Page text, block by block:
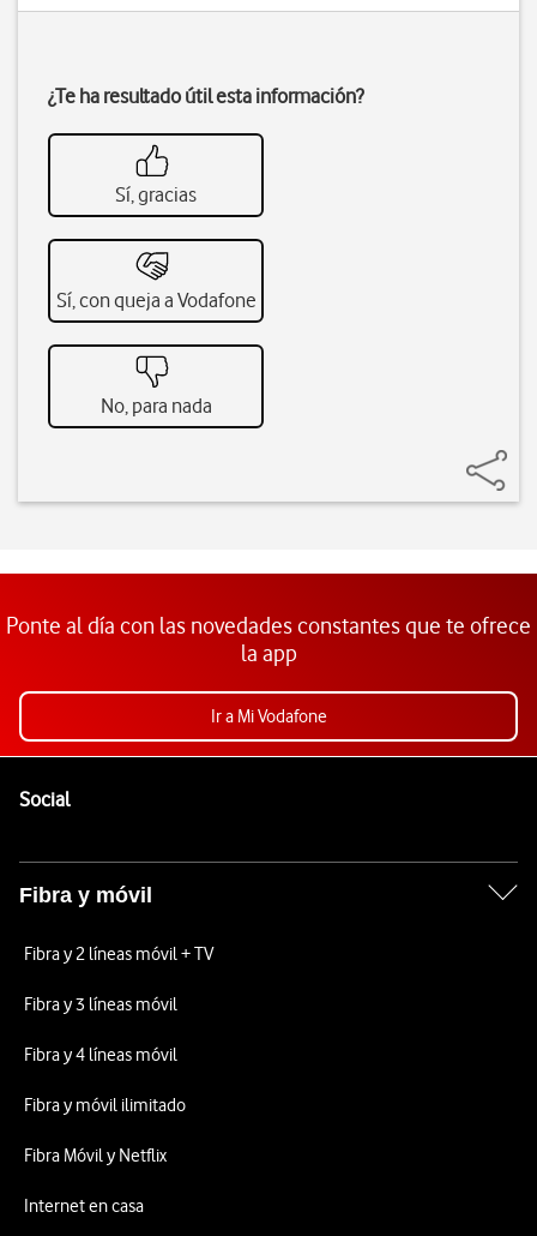
¿Te ha resultado útil esta información?
Sí, gracias
Sí, con queja a Vodafone
No, para nada
Ponte al día con las novedades constantes que te ofrece
la app
Ir a Mi Vodafone
SocialEnlaces a las redes sociales de Vodafone
Fibra y móvil
Fibra y 2 líneas móvil + TV
Fibra y 3 líneas móvil
Fibra y 4 líneas móvil
Fibra y móvil ilimitado
Fibra Móvil y Netflix
Internet en casa